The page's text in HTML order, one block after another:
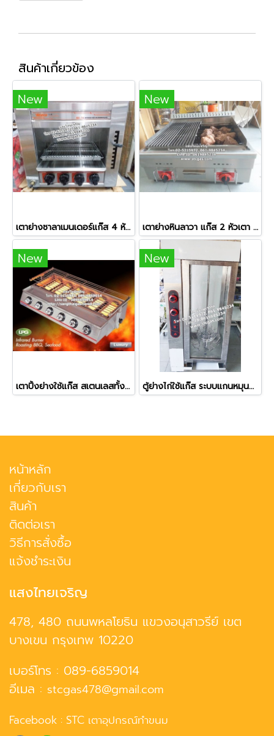
สินค้าเกี่ยวข้อง
New
เตาย่างซาลาเมนเดอร์แก๊ส 4 หัวเตา ยี่ห้อเวอร์รี่
New
เตาย่างหินลาวา แก๊ส 2 หัวเตา หน้าเตากว้างพิเศษ
New
เตาปิ้งย่างใช้แก๊ส สเตนเลสทั้งตัว หัวเตาอินฟาเรด 6 หัว
New
ตู้ย่างไก่ใช้แก๊ส ระบบแกนหมุนอัตโนมัติ ย่างไก่ได้ครั้งละ 12 ตัว
หน้าหลัก
เกี่ยวกับเรา
สินค้า
ติดต่อเรา
วิธีการสั่งซื้อ
แจ้งชำระเงิน
แสงไทยเจริญ
478, 480 ถนนพหลโยธิน แขวงอนุสาวรีย์ เขต
บางเขน กรุงเทพ 10220
เบอร์โทร : 089-6859014
อีเมล : stcgas478@gmail.com
Facebook : STC เตาอุปกรณ์ทำขนม